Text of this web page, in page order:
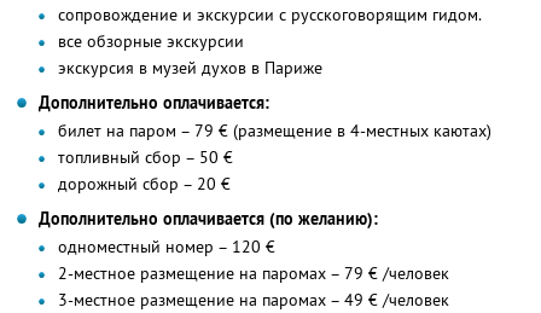
сопровождение и экскурсии с русскоговорящим гидом.
все обзорные экскурсии
экскурсия в музей духов в Париже
Дополнительно оплачивается:
билет на паром – 79 € (размещение в 4-местных каютах)
топливный сбор – 50 €
дорожный сбор – 20 €
Дополнительно оплачивается (по желанию):
одноместный номер – 120 €
2-местное размещение на паромах – 79 € /человек
3-местное размещение на паромах – 49 € /человек